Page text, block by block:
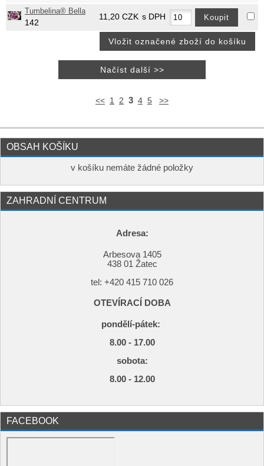
Tumbelina® Bella
142
11,20 CZK s DPH
<< 1 2 3 4 5 >>
OBSAH KOŠÍKU
v košíku nemáte žádné položky
ZAHRADNÍ CENTRUM
Adresa:
Arbesova 1405
438 01 Žatec
tel: +420 415 710 026
OTEVÍRACÍ DOBA
pondělí-pátek:
8.00 - 17.00
sobota:
8.00 - 12.00
FACEBOOK